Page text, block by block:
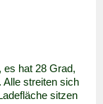
es hat 28 Grad,
Alle streiten sich
sitzen